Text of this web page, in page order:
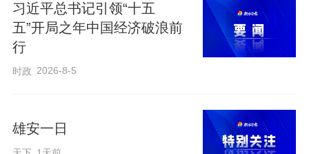
棚外是夏日高原的热浪，棚内却是空气湿
润、温度适宜。传感器实时监测数据，智
能系统自动调节着光照、通风与水肥供
习近平总书记引领“十五
五”开局之年中国经济破浪前
行
时政 2026-8-5
雄安一日